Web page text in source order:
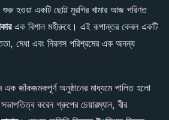
হওয়া একটি ছোট্ট মুরগির খামার আজ পরিণত
এক বিশাল মহীরুহে। এই রূপান্তর কেবল একটি
মেধা এবং নিরলস পরিশ্রমের এক অনন্য
এক জাঁকজমকপূর্ণ অনুষ্ঠানের মাধ্যমে পালিত হলো
করেন গ্রুপের চেয়ারম্যান, বীর